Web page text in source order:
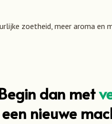
zoetheid, meer aroma en
dan met
nieuwe